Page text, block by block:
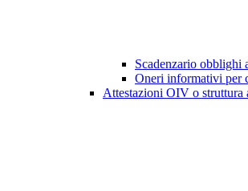
Scadenzario obblighi
Oneri informativi per
Attestazioni OIV o struttura